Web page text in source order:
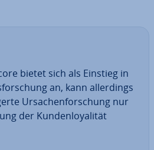
bietet sich als Einstieg in
an, kann al­ler­dings
Ur­sa­chen­for­schung nur
der Kun­den­loya­li­tät